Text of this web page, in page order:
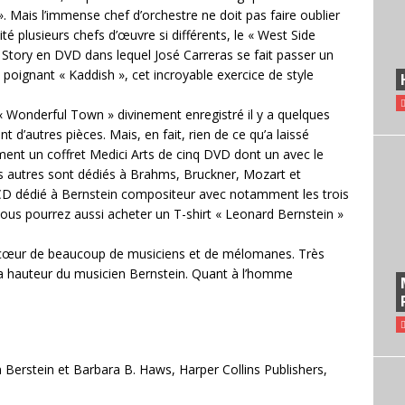
Mais l’immense chef d’orchestre ne doit pas faire oublier
plusieurs chefs d’œuvre si différents, le « West Side
en DVD dans lequel José Carreras se fait passer un
« Kaddish », cet incroyable exercice de style
Town » divinement enregistré il y a quelques
pièces. Mais, en fait, rien de ce qu’a laissé
un coffret Medici Arts de cinq DVD dont un avec le
autres sont dédiés à Brahms, Bruckner, Mozart et
dédié à Bernstein compositeur avec notamment les trois
pourrez aussi acheter un T-shirt « Leonard Bernstein »
de beaucoup de musiciens et de mélomanes. Très
du musicien Bernstein. Quant à l’homme
et Barbara B. Haws, Harper Collins Publishers,